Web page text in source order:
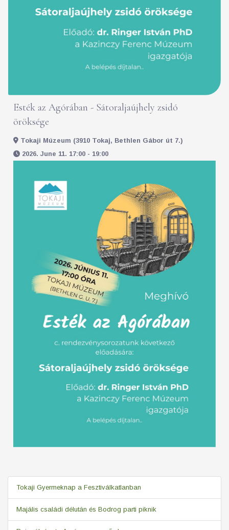
Esték az Agórában - Sátoraljaújhely zsidó
öröksége
Tokaji Múzeum (3910 Tokaj, Bethlen Gábor út 7.)
2026. June 11. 17:00 - 19:00
Tokaji Gyermeknap a Fesztiválkatlanban
Majális családi délután és Bodrog parti piknik